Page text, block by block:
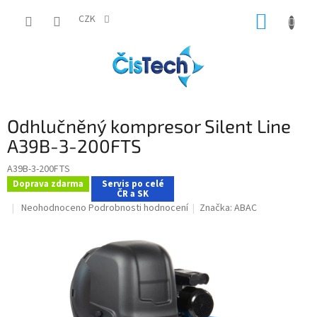
CZK
Odhlučněný kompresor Silent Line
A39B-3-200FTS
A39B-3-200FTS
Doprava zdarma Servis po celé
ČR a SK
Průměrné
Neohodnoceno Podrobnosti hodnocení Značka:ABAC